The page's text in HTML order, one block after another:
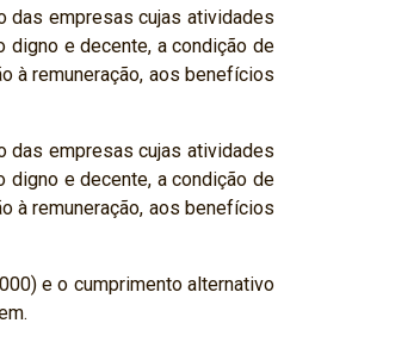
das empresas cujas atividades
digno e decente, a condição de
à remuneração, aos benefícios
das empresas cujas atividades
digno e decente, a condição de
à remuneração, aos benefícios
e o cumprimento alternativo